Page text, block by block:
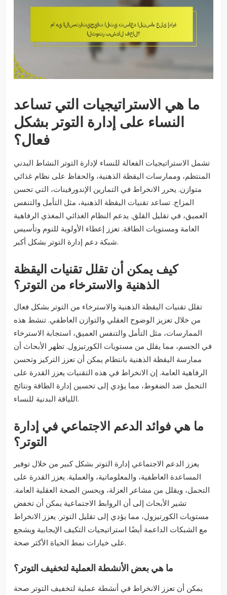
ما هي الاستراتيجيات التي تساعد
النساء على إدارة التوتر بشكل
فعال؟
تشمل الاستراتيجيات الفعالة للنساء لإدارة التوتر النشاط البدني
المنتظم، وممارسات اليقظة الذهنية، والحفاظ على نظام غذائي
متوازن. يحرر الانخراط في التمارين الإندورفينات، التي تحسن
المزاج. تساعد تقنيات اليقظة الذهنية، مثل التأمل والتنفس
العميق، في تقليل القلق. يدعم النظام الغذائي المغذي الرفاهية
العامة ومستويات الطاقة. تعزز إعطاء الأولوية للنوم وتأسيس
شبكة دعم إدارة التوتر بشكل أكبر.
كيف يمكن أن تقلل تقنيات اليقظة
الذهنية والاسترخاء من التوتر؟
تقلل تقنيات اليقظة الذهنية والاسترخاء من التوتر بشكل فعال
من خلال تعزيز الوضوح العقلي والتوازن العاطفي. تنشط هذه
الممارسات، مثل التأمل والتنفس العميق، استجابة الاسترخاء
في الجسم، مما يقلل من مستويات الكورتيزول. تظهر الأبحاث أن
ممارسة اليقظة الذهنية بانتظام يمكن أن تعزز التركيز وتحسن
الرفاهية العامة. إن الانخراط في هذه التقنيات يعزز القدرة على
التحمل ضد الضغوط، مما يؤدي إلى تحسين إدارة الطاقة ونتائج
اللياقة البدنية للنساء.
ما هي فوائد الدعم الاجتماعي في إدارة
التوتر؟
يعزز الدعم الاجتماعي إدارة التوتر بشكل كبير من خلال توفير
المساعدة العاطفية، والمعلوماتية، والعملية. يعزز القدرة على
التحمل، ويقلل من مشاعر العزلة، ويحسن الصحة العقلية العامة.
تشير الأبحاث إلى أن الروابط الاجتماعية يمكن أن تخفض
مستويات الكورتيزول، مما يؤدي إلى تقليل التوتر. يعزز الانخراط
مع الشبكات الداعمة أيضًا استراتيجيات التكيف الإيجابية ويشجع
على خيارات نمط الحياة الأكثر صحة.
ما هي بعض الأنشطة العملية لتخفيف التوتر؟
يمكن أن تعزز الانخراط في أنشطة عملية لتخفيف التوتر صحة